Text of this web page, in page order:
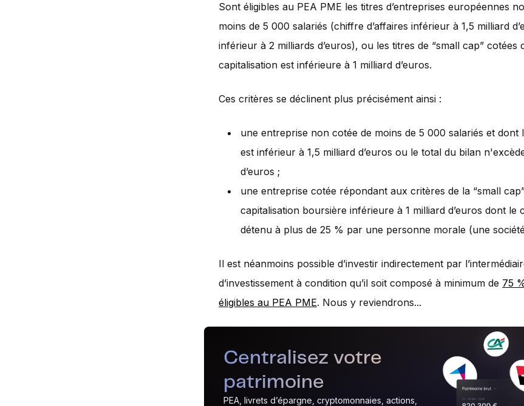
Sont éligibles au PEA PME les titres d’entreprises européennes
moins de 5 000 salariés (chiffre d’affaires inférieur à 1,5 milliard
inférieur à 2 milliards d’euros), ou les titres de “small cap” cotées
capitalisation est inférieure à 1 milliard d’euros.
Ces critères se déclinent plus précisément ainsi :
une entreprise non cotée de moins de 5 000 salariés et dont
est inférieur à 1,5 milliard d’euros ou le total du bilan
d’euros ;
une entreprise cotée répondant aux critères de la “small
capitalisation boursière inférieure à 1 milliard d’euros dont le
détenu à plus de 25 % par une personne morale (une
Il est néanmoins possible d’investir indirectement par
d’investissement à condition qu’il soit composé à minimum de 75
éligibles au PEA PME. Nous y reviendrons...
Centralisez votre
patrimoine
PEA, livrets d’épargne, cryptomonnaies, actions,